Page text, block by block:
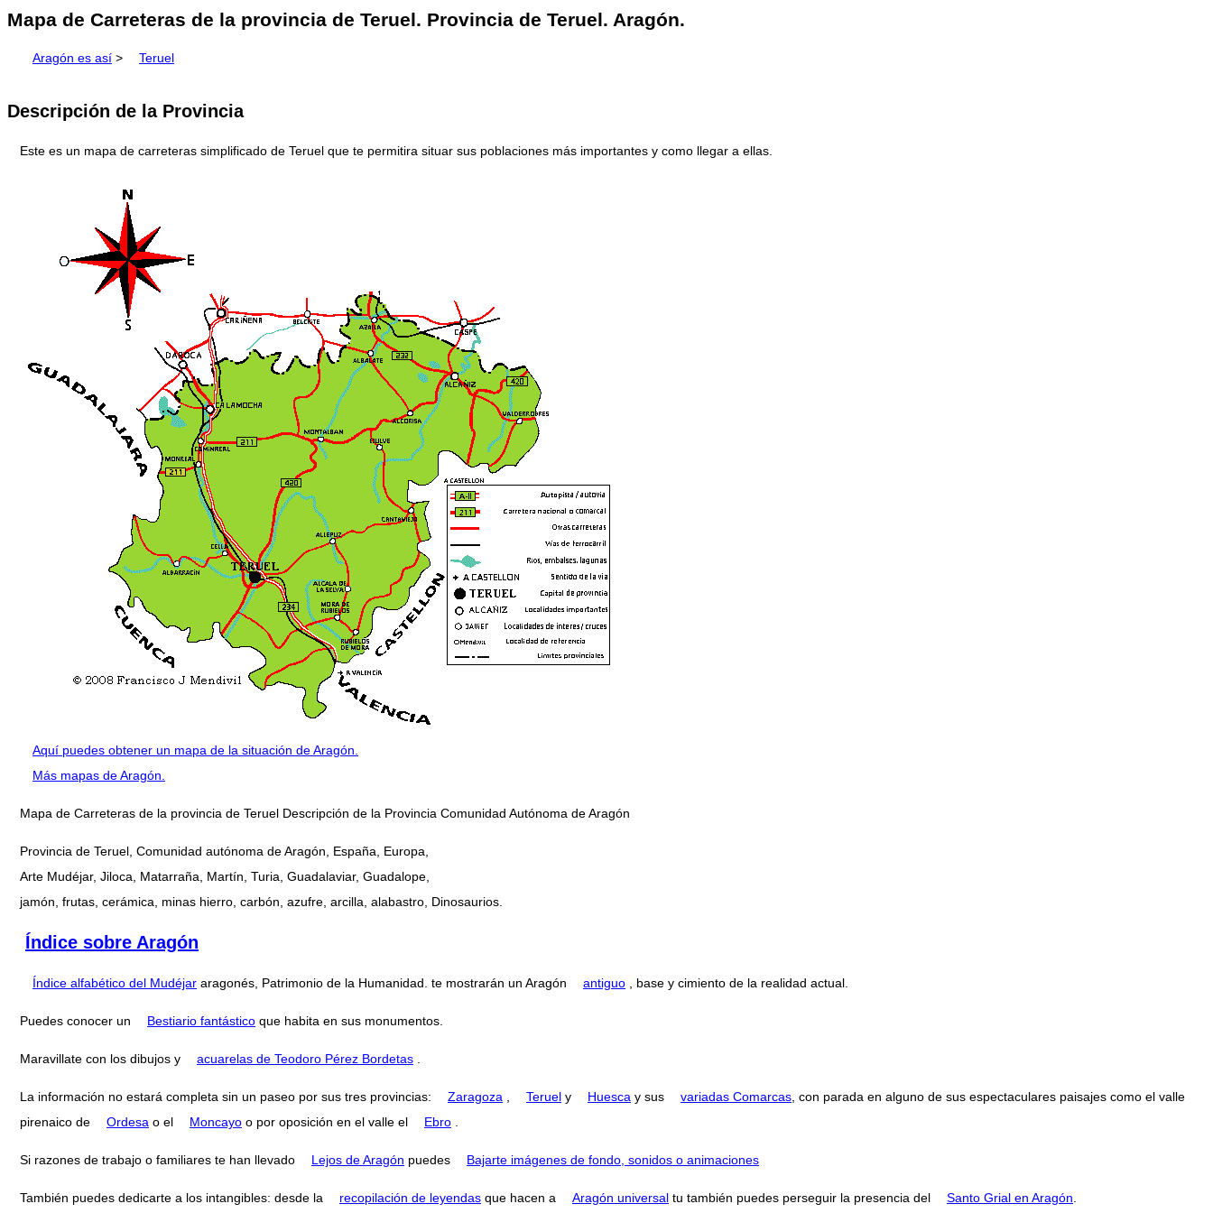
Mapa de Carreteras de la provincia de Teruel. Provincia de Teruel. Aragón.
Aragón es así > Teruel
Descripción de la Provincia
Este es un mapa de carreteras simplificado de Teruel que te permitira situar sus poblaciones más importantes y como llegar a ellas.
Aquí puedes obtener un mapa de la situación de Aragón.
Más mapas de Aragón.
Mapa de Carreteras de la provincia de Teruel Descripción de la Provincia Comunidad Autónoma de Aragón
Provincia de Teruel, Comunidad autónoma de Aragón, España, Europa,
Arte Mudéjar, Jiloca, Matarraña, Martín, Turia, Guadalaviar, Guadalope,
jamón, frutas, cerámica, minas hierro, carbón, azufre, arcilla, alabastro, Dinosaurios.
Índice sobre Aragón
Índice alfabético del Mudéjar aragonés, Patrimonio de la Humanidad. te mostrarán un Aragón antiguo , base y cimiento de la realidad actual.
Puedes conocer un Bestiario fantástico que habita en sus monumentos.
Maravillate con los dibujos y acuarelas de Teodoro Pérez Bordetas
La información no estará completa sin un paseo por sus tres provincias: Zaragoza Teruel y Huesca y sus variadas Comarcas , con parada en alguno de sus espectaculares paisajes como el valle
pirenaico de
Ordesa o el Moncayo o por oposición en el valle el Ebro
Si razones de trabajo o familiares te han llevado Lejos de Aragón puedes Bajarte imágenes de fondo, sonidos o animaciones
También puedes dedicarte a los intangibles: desde la recopilación de leyendas que hacen a Aragón universal tu también puedes perseguir la presencia del Santo Grial en Aragón